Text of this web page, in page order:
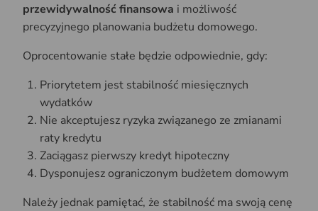
przewidywalność finansowa i możliwość
precyzyjnego planowania budżetu domowego.
Oprocentowanie stałe będzie odpowiednie, gdy:
Priorytetem jest stabilność miesięcznych
wydatków
Nie akceptujesz ryzyka związanego ze zmianami
raty kredytu
Zaciągasz pierwszy kredyt hipoteczny
Dysponujesz ograniczonym budżetem domowym
Należy jednak pamiętać, że stabilność ma swoją cenę